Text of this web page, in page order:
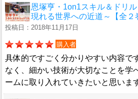
恩塚亨・1on1スキル＆ドリ
現れる世界への近道～【全２
投稿日：2018年11月17日
購入者
具体的ですごく分かりやすい内容で
なく、細かい技術が大切なことを学
ームに取り入れていきたいと思いま